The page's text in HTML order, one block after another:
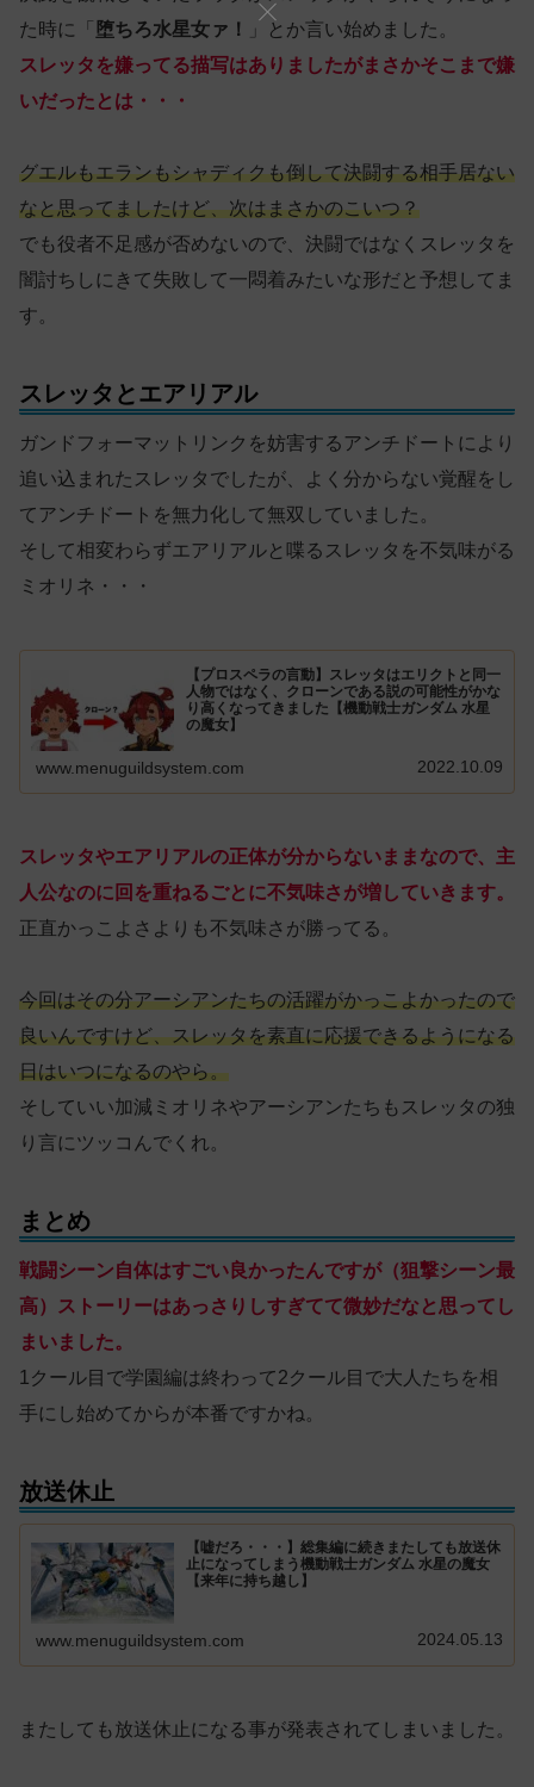
た時に「 堕ちろ水星女ァ！
」とか言い始めました。
スレッタを嫌ってる描写はありましたがまさかそこまで嫌
いだったとは・・・
グエルもエランもシャディクも倒して決闘する相手居ない
なと思ってましたけど、次はまさかのこいつ？
でも役者不足感が否めないので、決闘ではなくスレッタを
闇討ちしにきて失敗して一悶着みたいな形だと予想してま
す。
スレッタとエアリアル
ガンドフォーマットリンクを妨害するアンチドートにより
追い込まれたスレッタでしたが、よく分からない覚醒をし
てアンチドートを無力化して無双していました。
そして相変わらずエアリアルと喋るスレッタを不気味がる
ミオリネ・・・
【プロスペラの言動】スレッタはエリクトと同一
人物ではなく、クローンである説の可能性がかな
り高くなってきました【機動戦士ガンダム 水星
の魔女】
www.menuguildsystem.com 2022.10.09
スレッタやエアリアルの正体が分からないままなので、主
人公なのに回を重ねるごとに不気味さが増していきます。
正直かっこよさよりも不気味さが勝ってる。
今回はその分アーシアンたちの活躍がかっこよかったので
良いんですけど、スレッタを素直に応援できるようになる
日はいつになるのやら。
そしていい加減ミオリネやアーシアンたちもスレッタの独
り言にツッコんでくれ。
まとめ
戦闘シーン自体はすごい良かったんですが（狙撃シーン最
高）ストーリーはあっさりしすぎてて微妙だなと思ってし
まいました。
1クール目で学園編は終わって2クール目で大人たちを相
手にし始めてからが本番ですかね。
放送休止
【嘘だろ・・・】総集編に続きまたしても放送休
止になってしまう機動戦士ガンダム 水星の魔女
【来年に持ち越し】
www.menuguildsystem.com 2024.05.13
またしても放送休止になる事が発表されてしまいました。